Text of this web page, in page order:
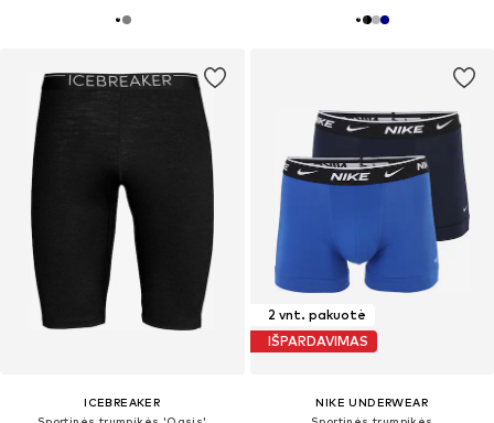
ICEBREAKER
Sportinės trumpikės 'Oasis'
2 vnt. pakuotė
IŠPARDAVIMAS
NIKE UNDERWEAR
Sportinės trumpikės